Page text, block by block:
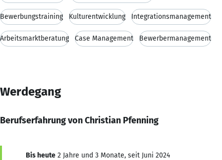
Bewerbungstraining Kulturentwicklung Integrationsmanagement
Arbeitsmarktberatung Case Management Bewerbermanagement
Werdegang
Berufserfahrung von Christian Pfenning
Bis heute 2 Jahre und 3 Monate, seit Juni 2024